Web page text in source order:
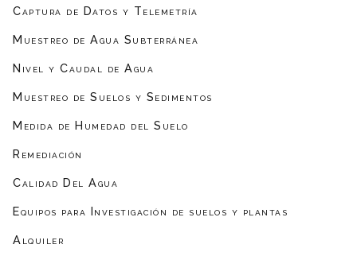
Captura de Datos y Telemetría
Muestreo de Agua Subterránea
Nivel y Caudal de Agua
Muestreo de Suelos y Sedimentos
Medida de Humedad del Suelo
Remediación
Calidad Del Agua
Equipos para Investigación de suelos y plantas
Alquiler